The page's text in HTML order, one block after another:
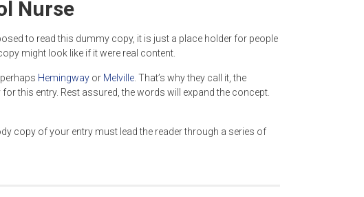
Nurse
to read this dummy copy, it is just a place holder for people
might look like if it were real content.
Hemingway or Melville. That’s why they call it, the
this entry. Rest assured, the words will expand the concept.
copy of your entry must lead the reader through a series of